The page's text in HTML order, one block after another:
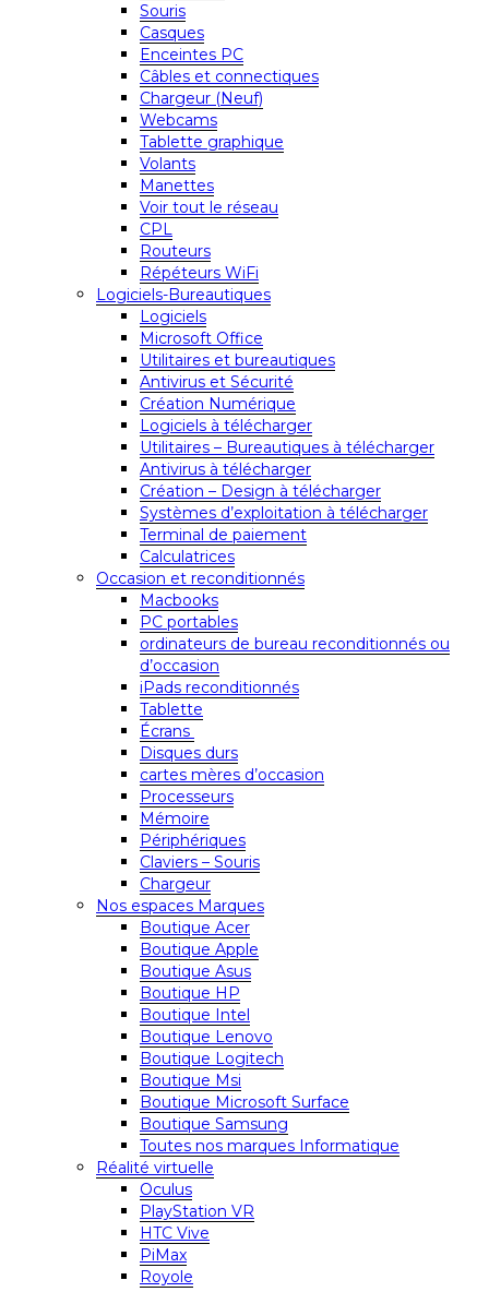
Souris
Casques
Enceintes PC
Câbles et connectiques
Chargeur (Neuf)
Webcams
Tablette graphique
Volants
Manettes
Voir tout le réseau
CPL
Routeurs
Répéteurs WiFi
Logiciels-Bureautiques
Logiciels
Microsoft Office
Utilitaires et bureautiques
Antivirus et Sécurité
Création Numérique
Logiciels à télécharger
Utilitaires – Bureautiques à télécharger
Antivirus à télécharger
Création – Design à télécharger
Systèmes d’exploitation à télécharger
Terminal de paiement
Calculatrices
Occasion et reconditionnés
Macbooks
PC portables
ordinateurs de bureau reconditionnés ou
d’occasion
iPads reconditionnés
Tablette
Écrans
Disques durs
cartes mères d’occasion
Processeurs
Mémoire
Périphériques
Claviers – Souris
Chargeur
Nos espaces Marques
Boutique Acer
Boutique Apple
Boutique Asus
Boutique HP
Boutique Intel
Boutique Lenovo
Boutique Logitech
Boutique Msi
Boutique Microsoft Surface
Boutique Samsung
Toutes nos marques Informatique
Réalité virtuelle
Oculus
PlayStation VR
HTC Vive
PiMax
Royole